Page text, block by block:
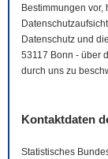
Bestimmungen
Datenschutz und
53117 Bonn - über
durch uns zu
Kontaktdaten
Statistisches